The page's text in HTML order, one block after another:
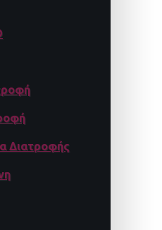
Διατροφής